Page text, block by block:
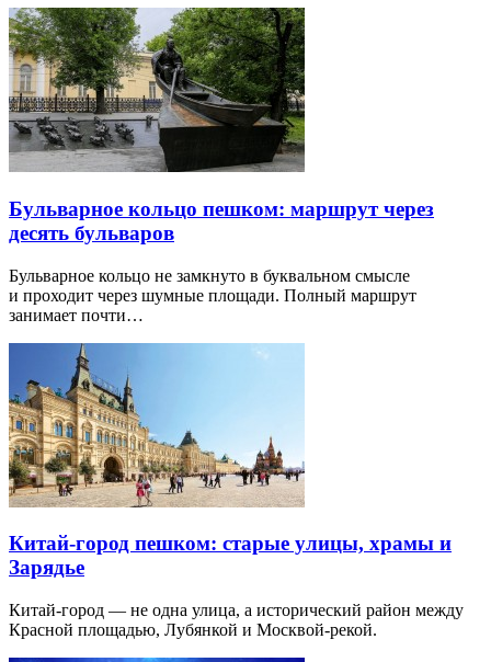
Бульварное кольцо пешком: маршрут через
десять бульваров
Бульварное кольцо не замкнуто в буквальном смысле
и проходит через шумные площади. Полный маршрут
занимает почти…
Китай-город пешком: старые улицы, храмы и
Зарядье
Китай-город — не одна улица, а исторический район между
Красной площадью, Лубянкой и Москвой-рекой.